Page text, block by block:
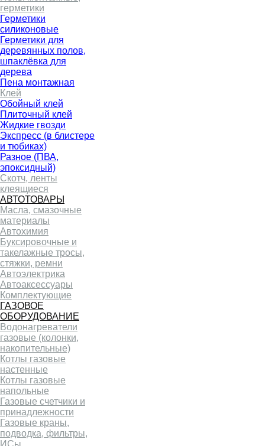
герметики
Герметики
силиконовые
Герметики для
деревянных полов,
шпаклёвка для
дерева
Пена монтажная
Клей
Обойный клей
Плиточный клей
Жидкие гвозди
Экспресс (в блистере
и тюбиках)
Разное (ПВА,
эпоксидный)
Скотч, ленты
клеящиеся
АВТОТОВАРЫ
Масла, смазочные
материалы
Автохимия
Буксировочные и
такелажные тросы,
стяжки, ремни
Автоэлектрика
Автоаксессуары
Комплектующие
ГАЗОВОЕ
ОБОРУДОВАНИЕ
Водонагреватели
газовые (колонки,
накопительные)
Котлы газовые
настенные
Котлы газовые
напольные
Газовые счетчики и
принадлежности
Газовые краны,
подводка, фильтры,
ИСы